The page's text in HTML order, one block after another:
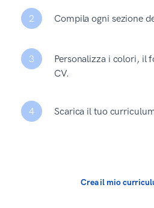
2 Compila ogni sezione
3
Personalizza i colori, il
CV.
4 Scarica il tuo
Crea il mio